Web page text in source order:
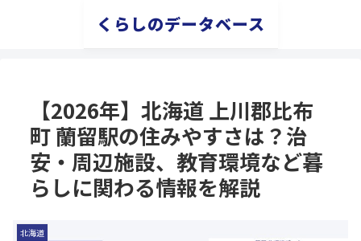
くらしのデータベース
【2026年】北海道 上川郡比布
町 蘭留駅の住みやすさは？治
安・周辺施設、教育環境など暮
らしに関わる情報を解説
北海道